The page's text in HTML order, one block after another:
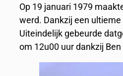
Op 19 januari 1979
werd. Dankzij een
Uiteindelijk gebeurde
om 12u00 uur dankzij